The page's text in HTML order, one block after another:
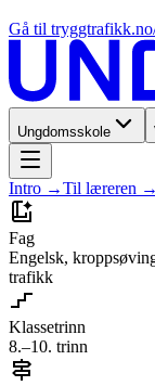
Gå til
Ungdomsskole
Intro →Til læreren →
Fag
Engelsk,
trafikk
Klassetrinn
8.–10. trinn